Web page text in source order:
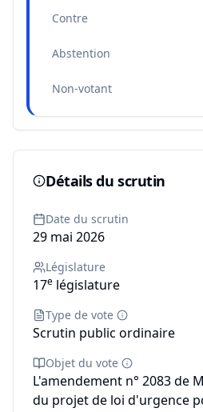
Contre
Abstention
Non-votant
Détails du scrutin
Date du scrutin
29 mai 2026
Législature
17e législature
Type de vote
Scrutin public ordinaire
Objet du vote
L'amendement n° 2083 de
du projet de loi d'urgence